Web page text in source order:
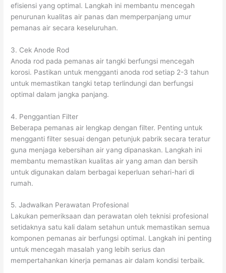
efisiensi yang optimal. Langkah ini membantu mencegah
penurunan kualitas air panas dan memperpanjang umur
pemanas air secara keseluruhan.
3. Cek Anode Rod
Anoda rod pada pemanas air tangki berfungsi mencegah
korosi. Pastikan untuk mengganti anoda rod setiap 2-3 tahun
untuk memastikan tangki tetap terlindungi dan berfungsi
optimal dalam jangka panjang.
4. Penggantian Filter
Beberapa pemanas air lengkap dengan filter. Penting untuk
mengganti filter sesuai dengan petunjuk pabrik secara teratur
guna menjaga kebersihan air yang dipanaskan. Langkah ini
membantu memastikan kualitas air yang aman dan bersih
untuk digunakan dalam berbagai keperluan sehari-hari di
rumah.
5. Jadwalkan Perawatan Profesional
Lakukan pemeriksaan dan perawatan oleh teknisi profesional
setidaknya satu kali dalam setahun untuk memastikan semua
komponen pemanas air berfungsi optimal. Langkah ini penting
untuk mencegah masalah yang lebih serius dan
mempertahankan kinerja pemanas air dalam kondisi terbaik.